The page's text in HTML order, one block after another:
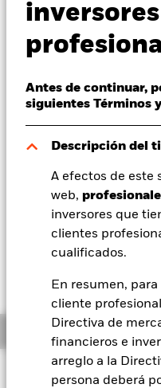
inversores
Antes de continuar,
siguientes Términos
Descripción del
A efectos de este
web,
inversores que
clientes
cualificados.
En resumen,
cliente
Directiva de
financieros e
arreglo a la
persona deberá
Visión de mercado
Educación
Profesionales
España
Change location
BlackRock
iShares
Nuestra compañía
Valor liquidativo a 05 ago 2026
GBP 11,28
GBP 0,02 (0,18%)
Filosofía de